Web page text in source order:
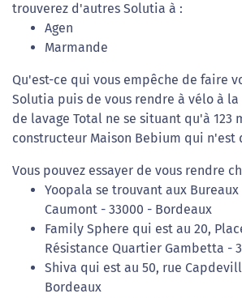
trouverez d'autres Solutia à :
Agen
Marmande
Qu'est-ce qui vous empêche de faire
Solutia puis de vous rendre à vélo à
de lavage Total ne se situant qu'à 123
constructeur Maison Bebium qui n'est
Vous pouvez essayer de vous rendre
Yoopala se trouvant aux
Caumont - 33000 - Bordeaux
Family Sphere qui est au 20,
Résistance Quartier Gambetta -
Shiva qui est au 50, rue
Bordeaux